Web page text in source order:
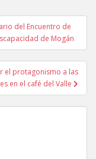
del Encuentro de
de Mogán
el protagonismo a las
en el café del Valle